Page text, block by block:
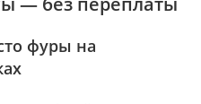
фуры на